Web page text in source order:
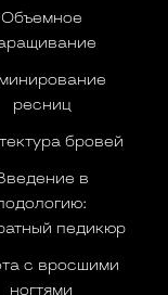
Объемное
ресниц
бровей
в
педикюр
с вросшими
ногтями